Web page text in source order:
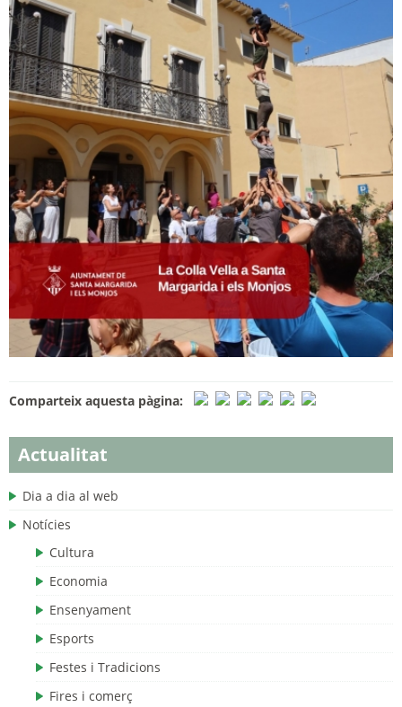
Actualitat
Dia a dia al web
Notícies
Cultura
Economia
Ensenyament
Esports
Festes i Tradicions
Fires i comerç
Comparteix aquesta pàgina: